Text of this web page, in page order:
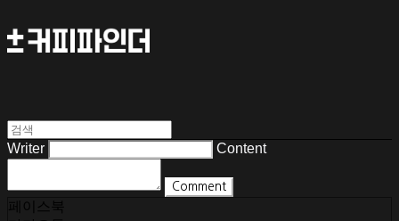
Writer Content
Comment
페이스북